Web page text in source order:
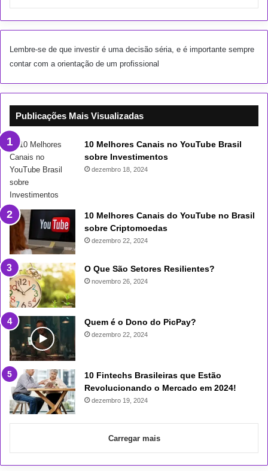
Lembre-se de que investir é uma decisão séria, e é importante sempre
contar com a orientação de um profissional
Publicações Mais Visualizadas
10 Melhores Canais no YouTube Brasil
sobre Investimentos
dezembro 18, 2024
10 Melhores Canais do YouTube no Brasil
sobre Criptomoedas
dezembro 22, 2024
O Que São Setores Resilientes?
novembro 26, 2024
Quem é o Dono do PicPay?
dezembro 22, 2024
10 Fintechs Brasileiras que Estão
Revolucionando o Mercado em 2024!
dezembro 19, 2024
Carregar mais